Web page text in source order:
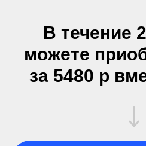
В течение
можете
за 5480 р